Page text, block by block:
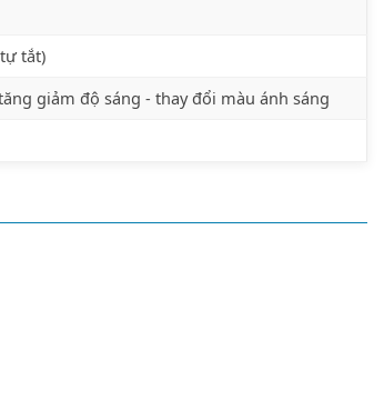
tắt)
giảm độ sáng - thay đổi màu ánh sáng